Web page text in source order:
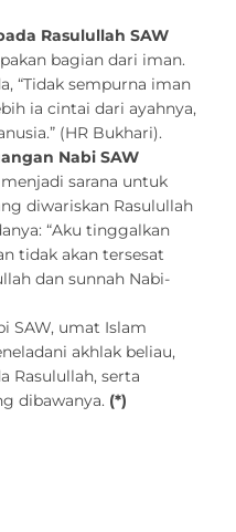
Rasulullah SAW
bagian dari iman.
“Tidak sempurna iman
ia cintai dari ayahnya,
(HR Bukhari).
Nabi SAW
sarana untuk
diwariskan Rasulullah
“Aku tinggalkan
tidak akan tersesat
dan sunnah Nabi-
SAW, umat Islam
akhlak beliau,
Rasulullah, serta
dibawanya. (*)